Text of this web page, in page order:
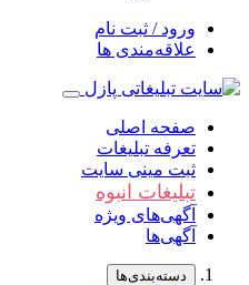
ورود / ثبت نام
علاقه‌مندی ها
صفحه اصلی
تعرفه تبلیغات
ثبت مینی سایت
تبلیغات انبوه
آگهی‌های ویژه
آگهی‌ها
دسته‌بندی‌ها